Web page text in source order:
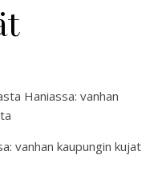
Haniassa: vanhan
vanhan kaupungin kujat